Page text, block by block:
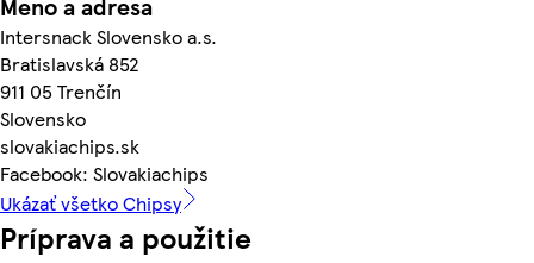
Meno a adresa
Intersnack Slovensko a.s.
Bratislavská 852
911 05 Trenčín
Slovensko
slovakiachips.sk
Facebook: Slovakiachips
Ukázať všetko Chipsy
Príprava a použitie